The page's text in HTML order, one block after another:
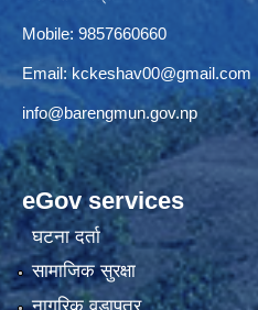
Mobile: 9857660660
Email: kckeshav00@gmail.com
info@barengmun.gov.np
eGov services
घटना दर्ता
सामाजिक सुरक्षा